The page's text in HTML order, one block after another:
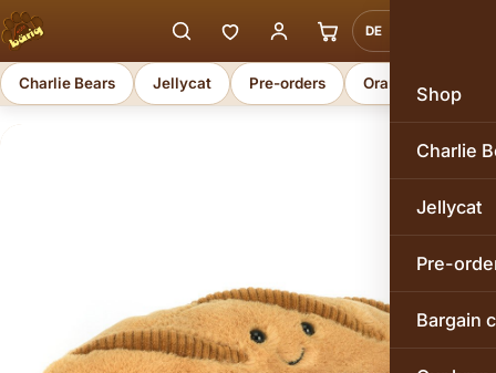
DE
Shop
Charlie
Jellycat
Pre-
Bargain
Charlie Bears Jellycat Pre-orders Orange Toys